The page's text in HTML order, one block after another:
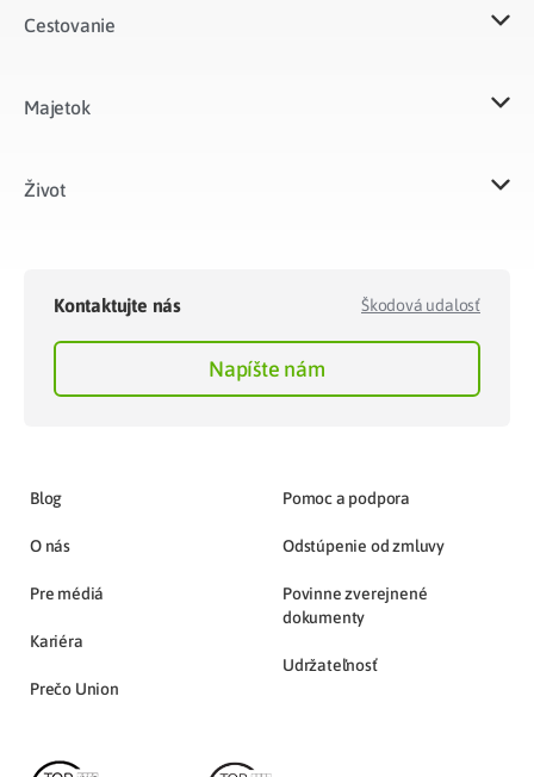
Cestovanie
Majetok​
Život​
Kontaktujte nás Škodová udalosť
Napíšte nám
Blog
O nás
Pre médiá
Kariéra
Prečo Union
Pomoc a podpora
Odstúpenie od zmluvy
Povinne zverejnené
dokumenty
Udržateľnosť